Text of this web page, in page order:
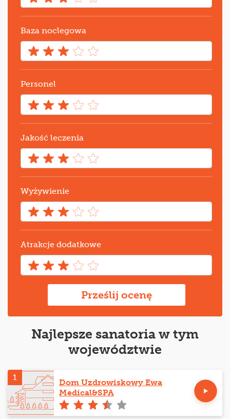
Baza noclegowa
Personel
Jakość leczenia
Wyżywienie
Atrakcje dodatkowe
Prześlij ocenę
Najlepsze sanatoria w tym
województwie
1
Dom Uzdrowiskowy Ewa
Medical&SPA